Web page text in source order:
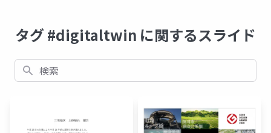
タグ #digitaltwin に関するスライド
検索